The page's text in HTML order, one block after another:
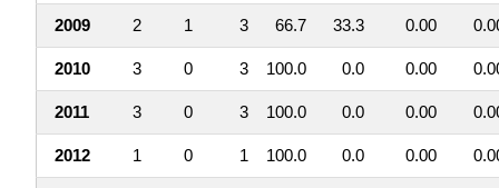
2009 2 1 3 66.7 33.3 0.00
2010 3 0 3 100.0 0.0 0.00
2011 3 0 3 100.0 0.0 0.00
2012 1 0 1 100.0 0.0 0.00